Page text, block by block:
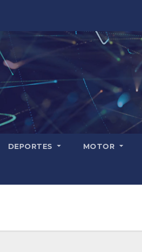
DEPORTES MOTOR